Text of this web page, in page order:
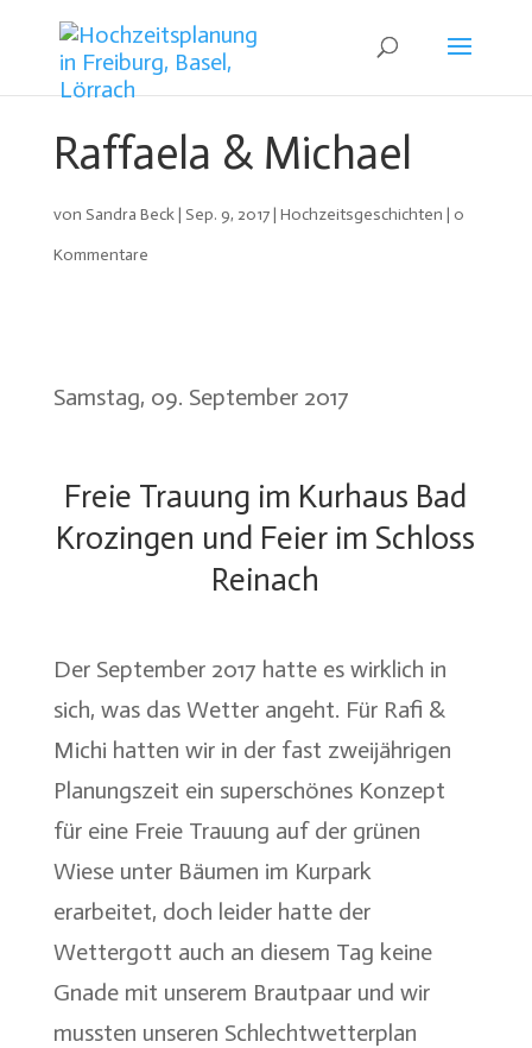
Raffaela & Michael
von Sandra Beck| Sep. 9, 2017| Hochzeitsgeschichten | 0
Kommentare
Samstag, 09. September 2017
Freie Trauung im Kurhaus Bad
Krozingen und Feier im Schloss
Reinach
Der September 2017 hatte es wirklich in
sich, was das Wetter angeht. Für Rafi &
Michi hatten wir in der fast zweijährigen
Planungszeit ein superschönes Konzept
für eine Freie Trauung auf der grünen
Wiese unter Bäumen im Kurpark
erarbeitet, doch leider hatte der
Wettergott auch an diesem Tag keine
Gnade mit unserem Brautpaar und wir
mussten unseren Schlechtwetterplan